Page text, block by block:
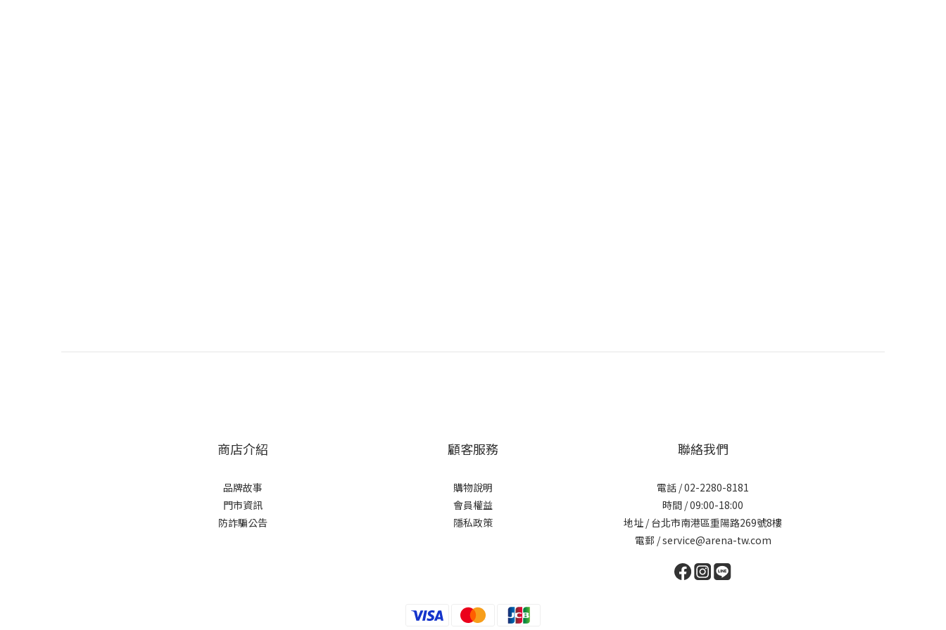
商店介紹
品牌故事
門市資訊
防詐騙公告
顧客服務
購物說明
會員權益
隱私政策
聯絡我們
電話 / 02-2280-8181
時間 / 09:00-18:00
地址 / 台北市南港區重陽路269號8樓
電郵 / service@arena-tw.com